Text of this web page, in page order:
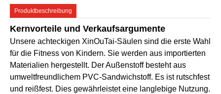
Produktbeschreibung
Kernvorteile und Verkaufsargumente
Unsere achteckigen XinOuTai-Säulen sind die erste Wahl
für die Fitness von Kindern. Sie werden aus importierten
Materialien hergestellt. Der Außenstoff besteht aus
umweltfreundlichem PVC-Sandwichstoff. Es ist rutschfest
und reißfest. Dies gewährleistet eine langlebige Nutzung.